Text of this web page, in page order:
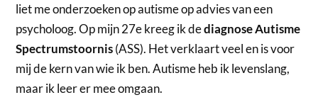
liet me onderzoeken op autisme op advies van een
psycholoog. Op mijn 27e kreeg ik dediagnose Autisme
Spectrumstoornis(ASS). Het verklaart veel en is voor
mij de kern van wie ik ben. Autisme heb ik levenslang,
maar ik leer er mee omgaan.